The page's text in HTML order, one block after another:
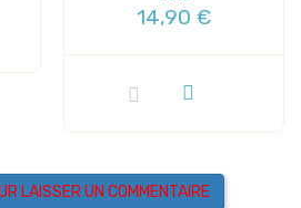
14,90 €
LAISSER UN COMMENTAIRE